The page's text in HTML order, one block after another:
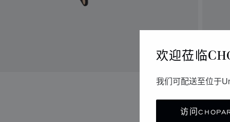
欢迎莅临
我们可配送至位于
访问